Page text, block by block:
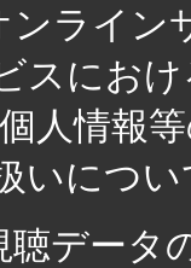
ンライン
スにお
人情報
いについ
聴データ